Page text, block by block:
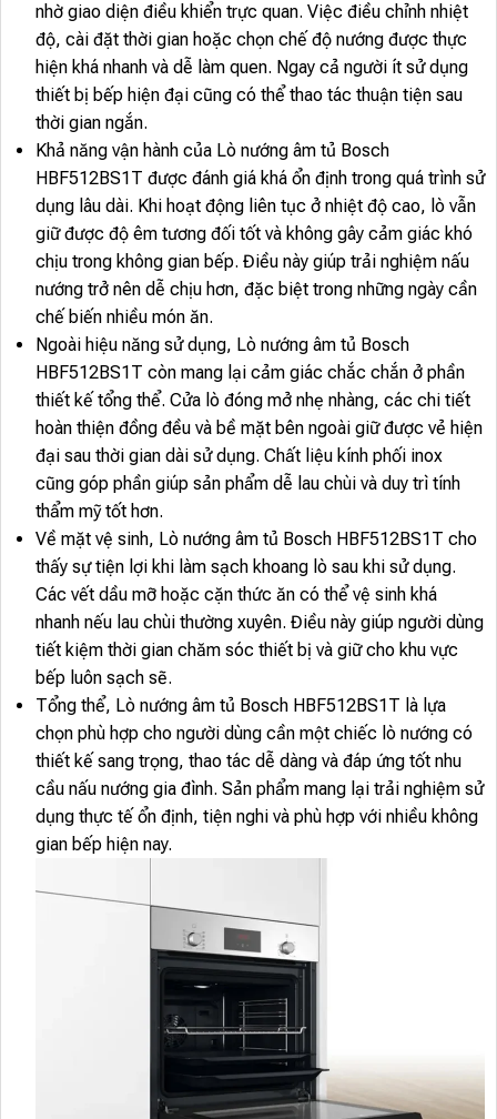
nhờ giao diện điều khiển trực quan. Việc điều chỉnh nhiệt
độ, cài đặt thời gian hoặc chọn chế độ nướng được thực
hiện khá nhanh và dễ làm quen. Ngay cả người ít sử dụng
thiết bị bếp hiện đại cũng có thể thao tác thuận tiện sau
thời gian ngắn.
Khả năng vận hành của Lò nướng âm tủ Bosch
HBF512BS1T được đánh giá khá ổn định trong quá trình sử
dụng lâu dài. Khi hoạt động liên tục ở nhiệt độ cao, lò vẫn
giữ được độ êm tương đối tốt và không gây cảm giác khó
chịu trong không gian bếp. Điều này giúp trải nghiệm nấu
nướng trở nên dễ chịu hơn, đặc biệt trong những ngày cần
chế biến nhiều món ăn.
Ngoài hiệu năng sử dụng, Lò nướng âm tủ Bosch
HBF512BS1T còn mang lại cảm giác chắc chắn ở phần
thiết kế tổng thể. Cửa lò đóng mở nhẹ nhàng, các chi tiết
hoàn thiện đồng đều và bề mặt bên ngoài giữ được vẻ hiện
đại sau thời gian dài sử dụng. Chất liệu kính phối inox
cũng góp phần giúp sản phẩm dễ lau chùi và duy trì tính
thẩm mỹ tốt hơn.
Về mặt vệ sinh, Lò nướng âm tủ Bosch HBF512BS1T cho
thấy sự tiện lợi khi làm sạch khoang lò sau khi sử dụng.
Các vết dầu mỡ hoặc cặn thức ăn có thể vệ sinh khá
nhanh nếu lau chùi thường xuyên. Điều này giúp người dùng
tiết kiệm thời gian chăm sóc thiết bị và giữ cho khu vực
bếp luôn sạch sẽ.
Tổng thể, Lò nướng âm tủ Bosch HBF512BS1T là lựa
chọn phù hợp cho người dùng cần một chiếc lò nướng có
thiết kế sang trọng, thao tác dễ dàng và đáp ứng tốt nhu
cầu nấu nướng gia đình. Sản phẩm mang lại trải nghiệm sử
dụng thực tế ổn định, tiện nghi và phù hợp với nhiều không
gian bếp hiện nay.